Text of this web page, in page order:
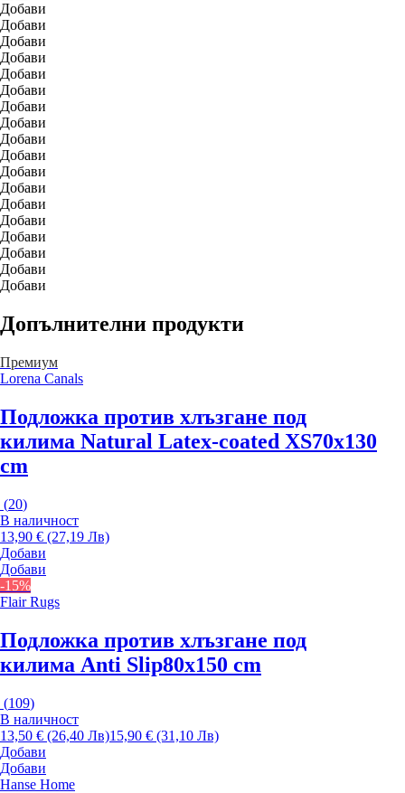
Добави
Добави
Добави
Добави
Добави
Добави
Добави
Добави
Добави
Добави
Добави
Добави
Добави
Добави
Добави
Добави
Добави
Добави
Допълнителни продукти
Премиум
Lorena Canals
Подложка против хлъзгане под
килима Natural Latex-coated XS70x130
cm
(20)
В наличност
13,90 € (27,19 Лв)
Добави
Добави
-15%
Flair Rugs
Подложка против хлъзгане под
килима Anti Slip80x150 cm
(109)
В наличност
13,50 € (26,40 Лв)15,90 € (31,10 Лв)
Добави
Добави
Hanse Home